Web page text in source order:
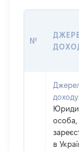
№
доходу:
особа,
в